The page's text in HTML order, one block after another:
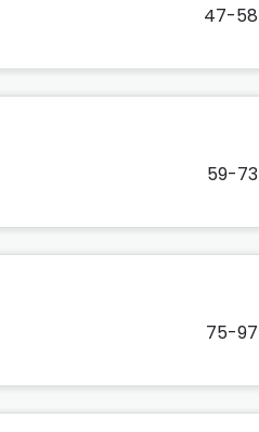
47-58
59-73
75-97